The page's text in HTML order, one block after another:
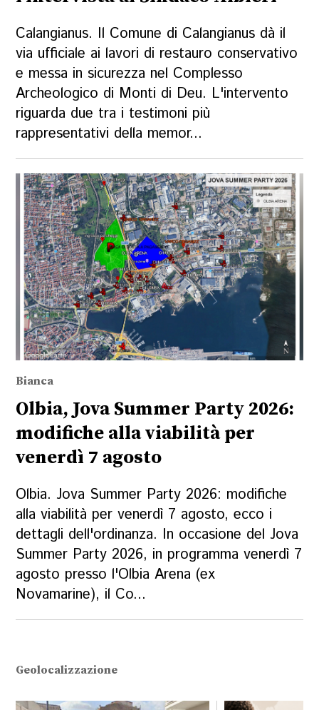
Calangianus. Il Comune di Calangianus dà il
via ufficiale ai lavori di restauro conservativo
e messa in sicurezza nel Complesso
Archeologico di Monti di Deu. L'intervento
riguarda due tra i testimoni più
rappresentativi della memor...
Bianca
Olbia, Jova Summer Party 2026:
modifiche alla viabilità per
venerdì 7 agosto
Olbia. Jova Summer Party 2026: modifiche
alla viabilità per venerdì 7 agosto, ecco i
dettagli dell'ordinanza. In occasione del Jova
Summer Party 2026, in programma venerdì 7
agosto presso l'Olbia Arena (ex
Novamarine), il Co...
Geolocalizzazione